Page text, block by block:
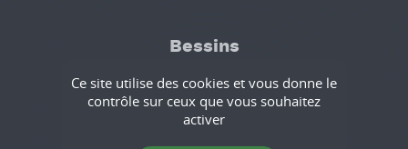
Bessins
Coordonnées
de la mairie
Ce site utilise des cookies et vous donne le
contrôle sur ceux que vous souhaitez
activer